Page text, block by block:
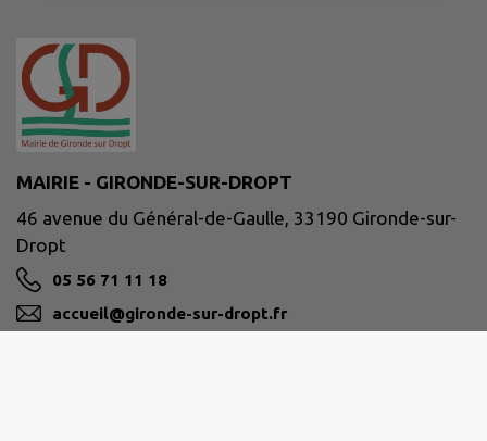
MAIRIE - GIRONDE-SUR-DROPT
46 avenue du Général-de-Gaulle, 33190 Gironde-sur-
Dropt
05 56 71 11 18
accueil@gironde-sur-dropt.fr